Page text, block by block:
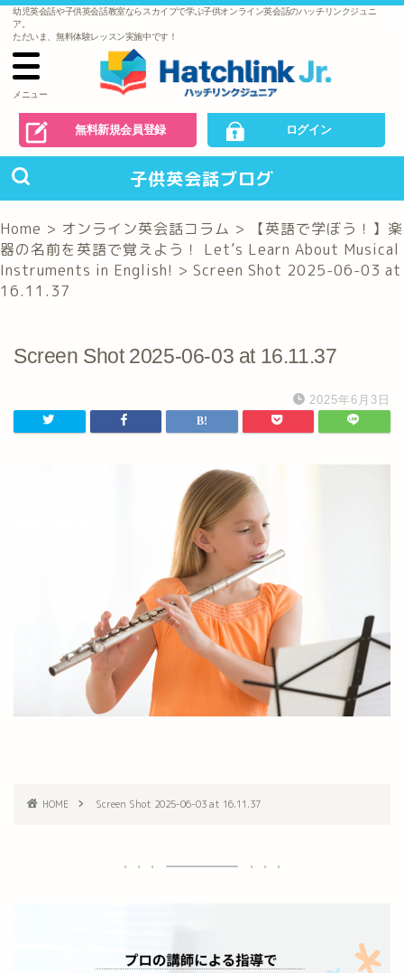
幼児英会話や子供英会話教室ならスカイプで学ぶ子供オンライン英会話のハッチリンクジュニ
ア。
ただいま、無料体験レッスン実施中です！
メニュー
無料新規会員登録 ログイン
子供英会話ブログ
Home > オンライン英会話コラム >
【英語で学ぼう！】楽
器の名前を英語で覚えよう！ Let’s Learn About Musical
Instruments in English! > Screen Shot 2025-06-03 at
16.11.37
Screen Shot 2025-06-03 at 16.11.37
2025年6月3日
HOME Screen Shot 2025-06-03 at 16.11.37